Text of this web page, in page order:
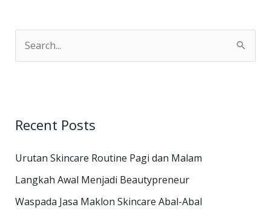
c
f
o
r
Recent Posts
Urutan Skincare Routine Pagi dan Malam
Langkah Awal Menjadi Beautypreneur
Waspada Jasa Maklon Skincare Abal-Abal